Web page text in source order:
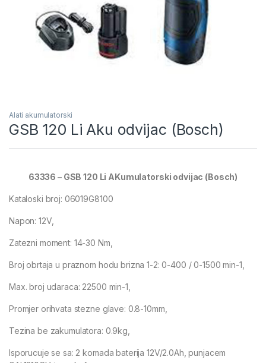
Alati akumulatorski
GSB 120 Li Aku odvijac (Bosch)
63336 – GSB 120 Li AKumulatorski odvijac (Bosch)
Kataloski broj: 06019G8100
Napon: 12V,
Zatezni moment: 14-30 Nm,
Broj obrtaja u praznom hodu brizna 1-2: 0-400 / 0-1500 min-1,
Max. broj udaraca: 22500 min-1,
Promjer orihvata stezne glave: 0.8-10mm,
Tezina be zakumulatora: 0.9kg,
Isporucuje se sa: 2 komada baterija 12V/2.0Ah, punjacem